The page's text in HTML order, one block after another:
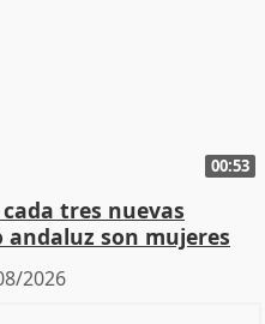
00:53
tres nuevas
son mujeres
2026